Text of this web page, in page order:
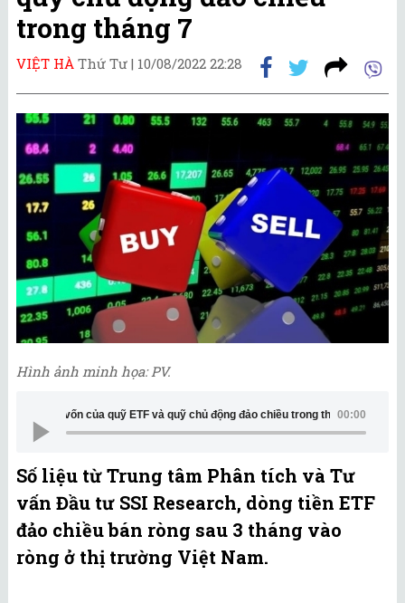
trong tháng 7
VIỆT HÀ Thứ Tư | 10/08/2022 22:28
Hình ảnh minh họa: PV.
00:00
Dòng vốn của quỹ ETF và quỹ chủ động đảo chiều trong tháng 7
Số liệu từ Trung tâm Phân tích và Tư
vấn Đầu tư SSI Research, dòng tiền ETF
đảo chiều bán ròng sau 3 tháng vào
ròng ở thị trường Việt Nam.